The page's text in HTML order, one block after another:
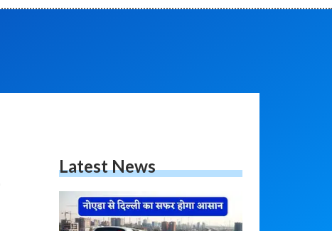
Latest News